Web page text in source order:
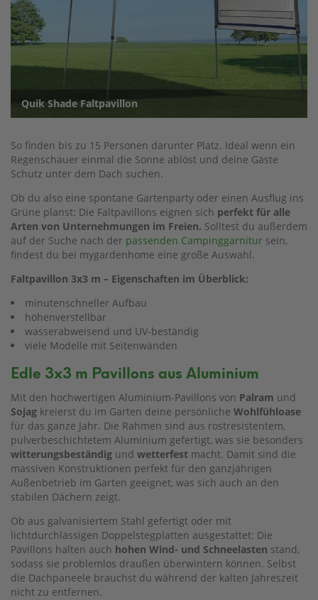
Quik Shade Faltpavillon
So finden bis zu 15 Personen darunter Platz. Ideal wenn ein
Regenschauer einmal die Sonne ablöst und deine Gäste
Schutz unter dem Dach suchen.
Ob du also eine spontane Gartenparty oder einen Ausflug ins
Grüne planst: Die Faltpavillons eignen sich perfekt für alle
Arten von Unternehmungen im Freien. Solltest du außerdem
auf der Suche nach der passenden Campinggarnitur sein,
findest du bei mygardenhome eine große Auswahl.
Faltpavillon 3x3 m – Eigenschaften im Überblick:
minutenschneller Aufbau
höhenverstellbar
wasserabweisend und UV-beständig
viele Modelle mit Seitenwänden
Edle 3x3 m Pavillons aus Aluminium
Mit den hochwertigen Aluminium-Pavillons von Palram und
Sojag kreierst du im Garten deine persönliche Wohlfühloase
für das ganze Jahr. Die Rahmen sind aus rostresistentem,
pulverbeschichtetem Aluminium gefertigt, was sie besonders
witterungsbeständig und wetterfest macht. Damit sind die
massiven Konstruktionen perfekt für den ganzjährigen
Außenbetrieb im Garten geeignet, was sich auch an den
stabilen Dächern zeigt.
Ob aus galvanisiertem Stahl gefertigt oder mit
lichtdurchlässigen Doppelstegplatten ausgestattet: Die
Pavillons halten auch hohen Wind- und Schneelasten stand,
sodass sie problemlos draußen überwintern können. Selbst
die Dachpaneele brauchst du während der kalten Jahreszeit
nicht zu entfernen.